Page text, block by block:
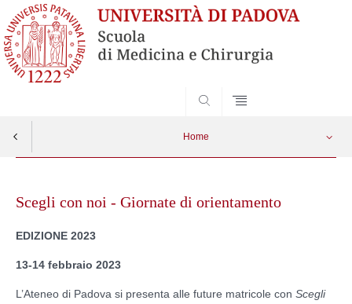
Home
contentScegli con noi - Giornate di orientamento
EDIZIONE 2023
13-14 febbraio 2023
L’Ateneo di Padova si presenta alle future matricole con Scegli